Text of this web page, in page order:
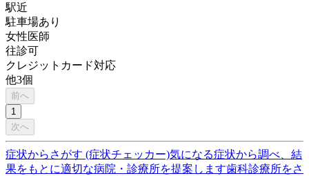
駅近
駐車場あり
女性医師
往診可
クレジットカード対応
他3個
前へ
1
次へ
症状からさがす (症状チェッカー)気になる症状から調べ、結
果をもとに適切な病院・診療所を提案します歯科診療所をさ